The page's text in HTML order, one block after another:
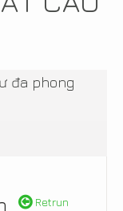
Retrun